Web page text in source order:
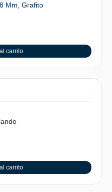
Mm, Grafito
carrito
carrito